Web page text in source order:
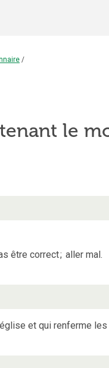
/
le
être correct; aller mal.
et qui renferme